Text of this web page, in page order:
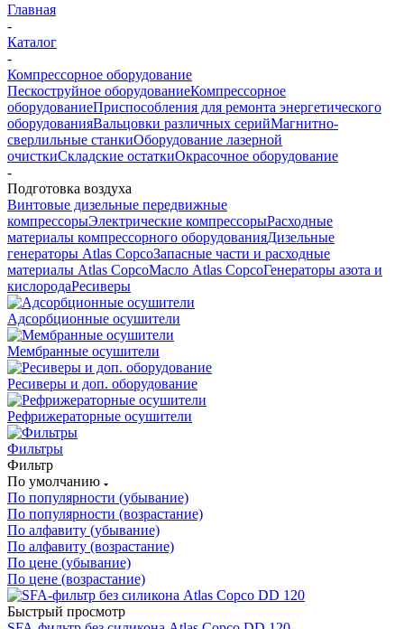
Главная
-
Каталог
-
Компрессорное оборудование
Пескоструйное оборудованиеКомпрессорное
оборудованиеПриспособления для ремонта энергетического
оборудованияВальцовки различных серийМагнитно-
сверлильные станкиОборудование лазерной
очисткиСкладские остаткиОкрасочное оборудование
-
Подготовка воздуха
Винтовые дизельные передвижные
компрессорыЭлектрические компрессорыРасходные
материалы компрессорного оборудованияДизельные
генераторы Atlas CopcoЗапасные части и расходные
материалы Atlas CopcoМасло Atlas CopcoГенераторы азота и
кислородаРесиверы
Адсорбционные осушители
Мембранные осушители
Ресиверы и доп. оборудование
Рефрижераторные осушители
Фильтры
Фильтр
По умолчанию
По популярности (убывание)
По популярности (возрастание)
По алфавиту (убывание)
По алфавиту (возрастание)
По цене (убывание)
По цене (возрастание)
Быстрый просмотр